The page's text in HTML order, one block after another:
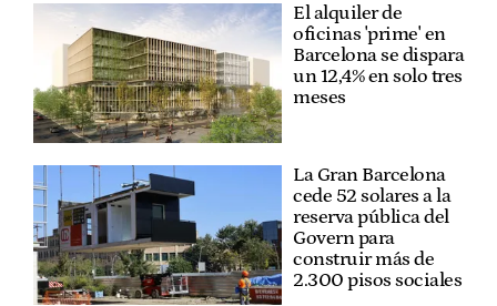
El alquiler de
oficinas 'prime' en
Barcelona se dispara
un 12,4% en solo tres
meses
La Gran Barcelona
cede 52 solares a la
reserva pública del
Govern para
construir más de
2.300 pisos sociales